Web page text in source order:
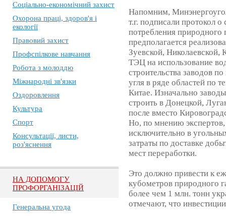
Соціально-економічний захист
Охорона праці, здоров'я і
екології
Правовий захист
Профспілкове навчання
Робота з молоддю
Міжнародні зв'язки
Оздоровлення
Культура
Спорт
Консультації, листи,
роз'яснення
НА ДОПОМОГУ
ПРОФОРГАНІЗАЦІЙ
Генеральна угода
Напомним,
т.г. подписали протокол
потребления
предполагается
Зуевской,
ТЭЦ на использование
строительства заводов
угля в ряде областей по
Китае. Изначально
строить в Донецкой,
после вместо
Но, по мнению
исключительно в
затраты по доставке
мест переработки.
Это должно привести к
кубометров природного
более чем 1 млн. тонн
отмечают, что